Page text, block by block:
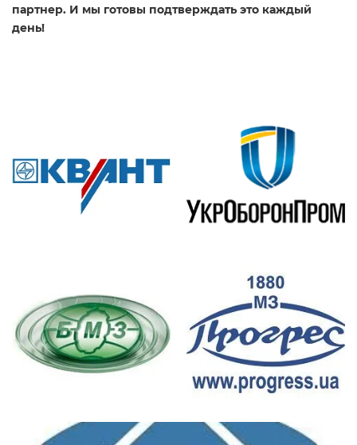
партнер. И мы готовы подтверждать это каждый
день!